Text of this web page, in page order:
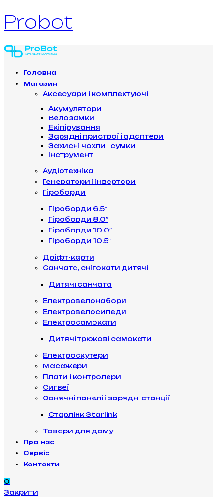
Probot
Головна
Магазин
Аксесуари і комплектуючі
Акумулятори
Велозамки
Екіпірування
Зарядні пристрої і адаптери
Захисні чохли і сумки
Інструмент
Аудіотехніка
Генератори і інвертори
Гіроборди
Гіроборди 6.5″
Гіроборди 8.0″
Гіроборди 10.0″
Гіроборди 10.5″
Дріфт-карти
Санчата, снігокати дитячі
Дитячі санчата
Електровелонабори
Електровелосипеди
Електросамокати
Дитячі трюкові самокати
Електроскутери
Масажери
Плати і контролери
Сигвеї
Сонячні панелі і зарядні станції
Старлінк Starlink
Товари для дому
Про нас
Сервіс
Контакти
0
Закрити